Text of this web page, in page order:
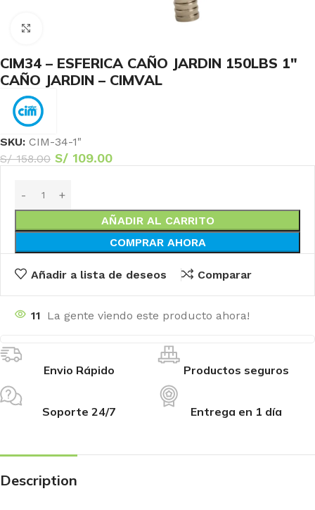
CIM34 – ESFERICA CAÑO JARDIN 150LBS 1″
CAÑO JARDIN – CIMVAL
SKU: CIM-34-1"
S/158.00 S/ 109.00
AÑADIR AL CARRITO
COMPRAR AHORA
Añadir a lista de deseos Comparar
11 La gente viendo este producto ahora!
Envio Rápido Productos seguros
Soporte 24/7 Entrega en 1 día
Description